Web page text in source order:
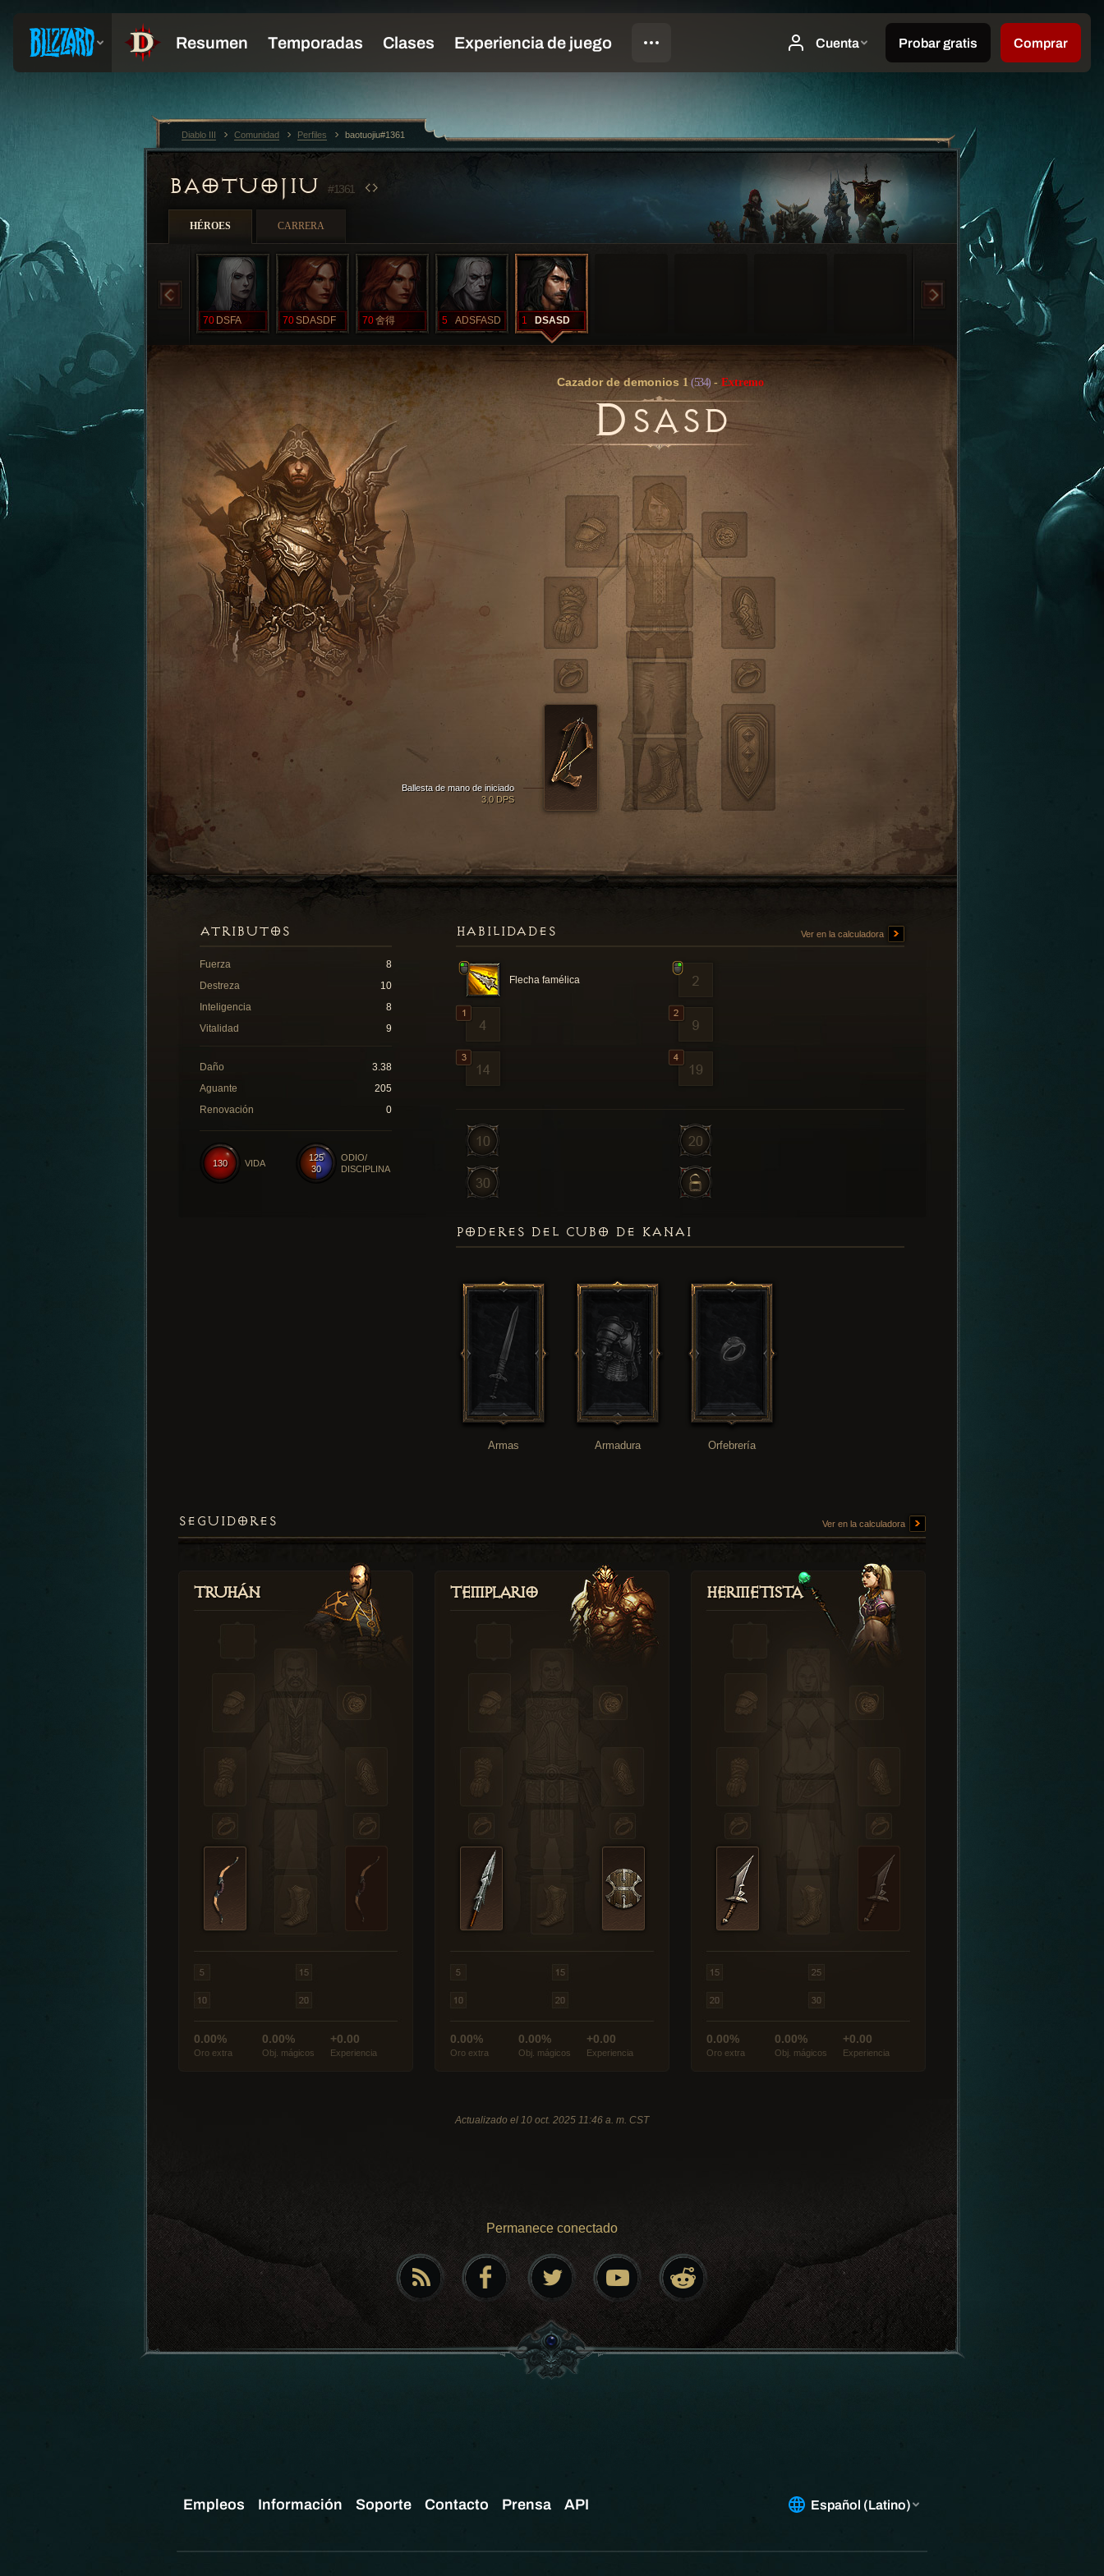
BAOTUOJIU #1361
HÉROES CARRERA
70 DSFA 70SDASDF 70舍得 5 ADSFASD 1 DSASD
Cazador de demonios 1 (534) - Extremo
DSASD
Ballesta de mano de iniciado
3.0 DPS
HABILIDADES Ver en la calculadora
Flecha famélica
ATRIBUTOS
Fuerza
8
Destreza
10
Inteligencia
8
Vitalidad
9
Daño
3.38
Aguante
205
Renovación
0
125
30
ODIO/
DISCIPLINA
130 VIDA
PODERES DEL CUBO DE KANAI
Armas Armadura Orfebrería
SEGUIDORES Ver en la calculadora
Truhán
0.00%
Oro extra
0.00%
Obj. mágicos
+0.00
Experiencia
Templario
0.00%
Oro extra
0.00%
Obj. mágicos
+0.00
Experiencia
Hermetista
0.00%
Oro extra
0.00%
Obj. mágicos
+0.00
Experiencia
Actualizado el 10 oct. 2025 11:46 a. m. CST
Permanece conectado
Diablo III Comunidad Perfiles baotuojiu#1361